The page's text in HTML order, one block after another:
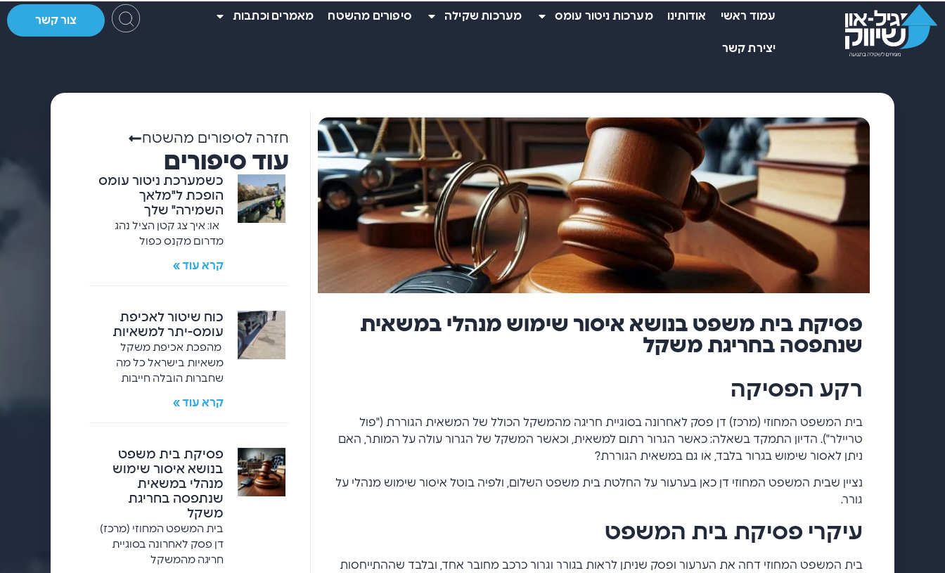
עמוד ראשי אודותינו מערכות ניטור עומס מערכות שקילה סיפורים מהשטח מאמרים וכתבות
יצירת קשר
צור קשר
פסיקת בית משפט בנושא איסור שימוש מנהלי במשאית
שנתפסה בחריגת משקל
רקע הפסיקה
בית המשפט המחוזי (מרכז) דן פסק לאחרונה בסוגיית חריגה מהמשקל הכולל של המשאית הגוררת ("פול
טריילר"). הדיון התמקד בשאלה: כאשר הגרור רתום למשאית, וכאשר המשקל של הגרור עולה על המותר, האם
ניתן לאסור שימוש בגרור בלבד, או גם במשאית הגוררת?
נציין שבית המשפט המחוזי דן כאן בערעור על החלטת בית משפט השלום, ולפיה בוטל איסור שימוש מנהלי על
גורר.
עיקרי פסיקת בית המשפט
בית המשפט המחוזי דחה את הערעור ופסק שניתן לראות בגורר וגרור כרכב מחובר אחד, ובלבד שההתייחסות
חזרה לסיפורים מהשטח
עוד סיפורים
כשמערכת ניטור עומס
הופכת ל"מלאך
השמירה" שלך
או: איך צג קטן הציל נהג
מדרום מקנס כפול
קרא עוד »
כוח שיטור לאכיפת
עומס-יתר למשאיות
מהפכת אכיפת משקל
משאיות בישראל כל מה
שחברות הובלה חייבות
קרא עוד »
פסיקת בית משפט
בנושא איסור שימוש
מנהלי במשאית
שנתפסה בחריגת
משקל
בית המשפט המחוזי (מרכז)
דן פסק לאחרונה בסוגיית
חריגה מהמשקל